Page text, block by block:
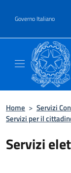
Governo Italiano
Home > Servizi
Servizi per il
Servizi